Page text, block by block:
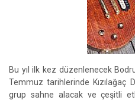
Bu yıl ilk kez düzenlenecek
Temmuz tarihlerinde Kızılağaç
grup sahne alacak ve çeşitli